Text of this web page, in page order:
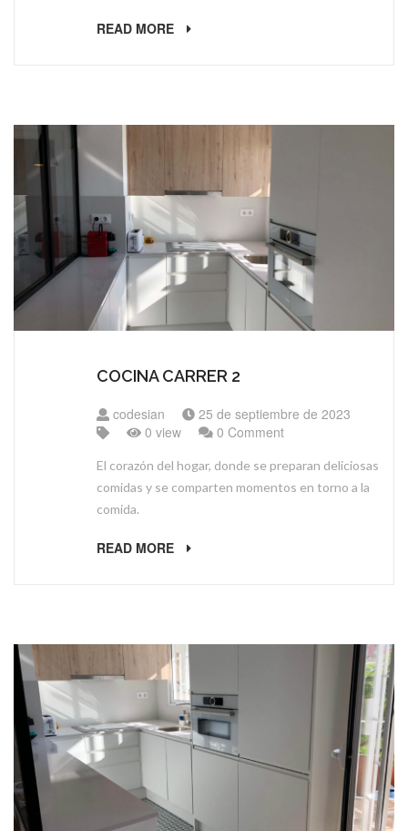
READ MORE
COCINA CARRER 2
codesian
25 de septiembre de 2023
0 view
0 Comment
El corazón del hogar, donde se preparan deliciosas
comidas y se comparten momentos en torno a la
comida.
READ MORE